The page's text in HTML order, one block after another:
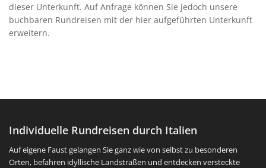
dieser Unterkunft. Auf Anfrage können Sie jedoch unsere
buchbaren Rundreisen mit der hier aufgeführten Unterkunft
erweitern.
Individuelle Rundreisen durch Italien
Auf eigene Faust gelangen Sie ganz wie von selbst zu besonderen
Orten, befahren idyllische Landstraßen und entdecken versteckte